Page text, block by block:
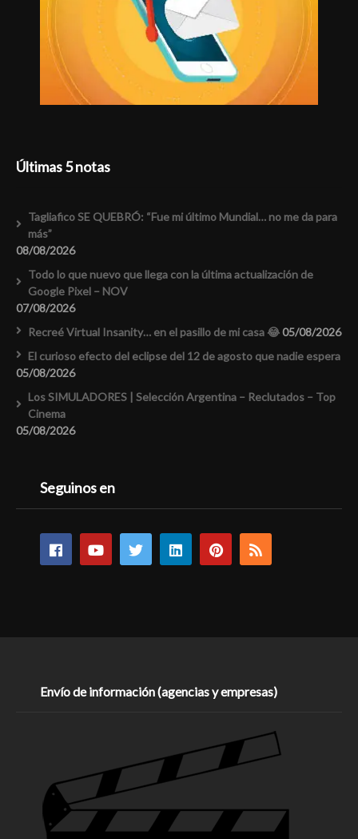
Últimas 5 notas
Tagliafico SE QUEBRÓ: “Fue mi último Mundial… no me da para
más”
08/08/2026
Todo lo que nuevo que llega con la última actualización de
Google Pixel – NOV
07/08/2026
Recreé Virtual Insanity… en el pasillo de mi casa 😂05/08/2026
El curioso efecto del eclipse del 12 de agosto que nadie espera
05/08/2026
Los SIMULADORES | Selección Argentina – Reclutados – Top
Cinema
05/08/2026
Seguinos en
Envío de información (agencias y empresas)